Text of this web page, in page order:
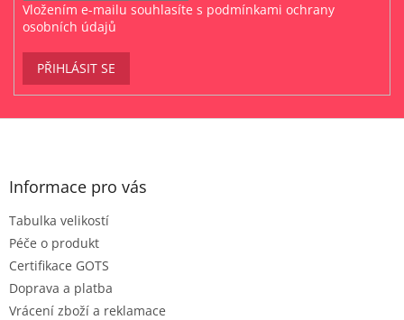
Vložením e-mailu souhlasíte s podmínkami ochrany
osobních údajů
PŘIHLÁSIT SE
Z
Informace pro vás
Tabulka velikostí
Péče o produkt
Certifikace GOTS
Doprava a platba
Vrácení zboží a reklamace